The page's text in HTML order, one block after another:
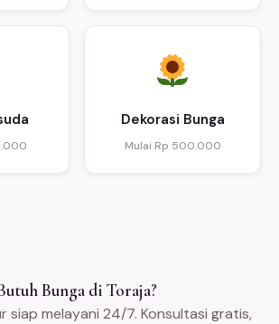
Dekorasi Bunga
Mulai Rp 500.000
Bunga di Toraja?
siap melayani 24/7. Konsultasi gratis,